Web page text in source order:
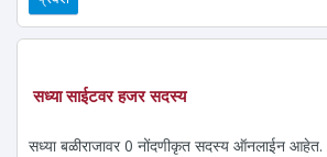
सध्या साईटवर हजर सदस्य
सध्या बळीराजावर 0 नोंदणीकृत सदस्य ऑनलाईन आहेत.